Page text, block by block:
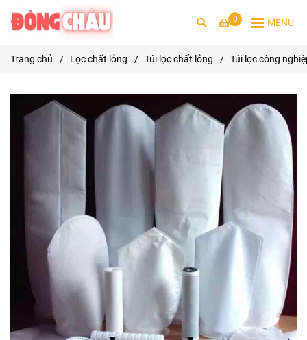
0 MENU
Trang chủ / Lọc chất lỏng / Túi lọc chất lỏng / Túi lọc công